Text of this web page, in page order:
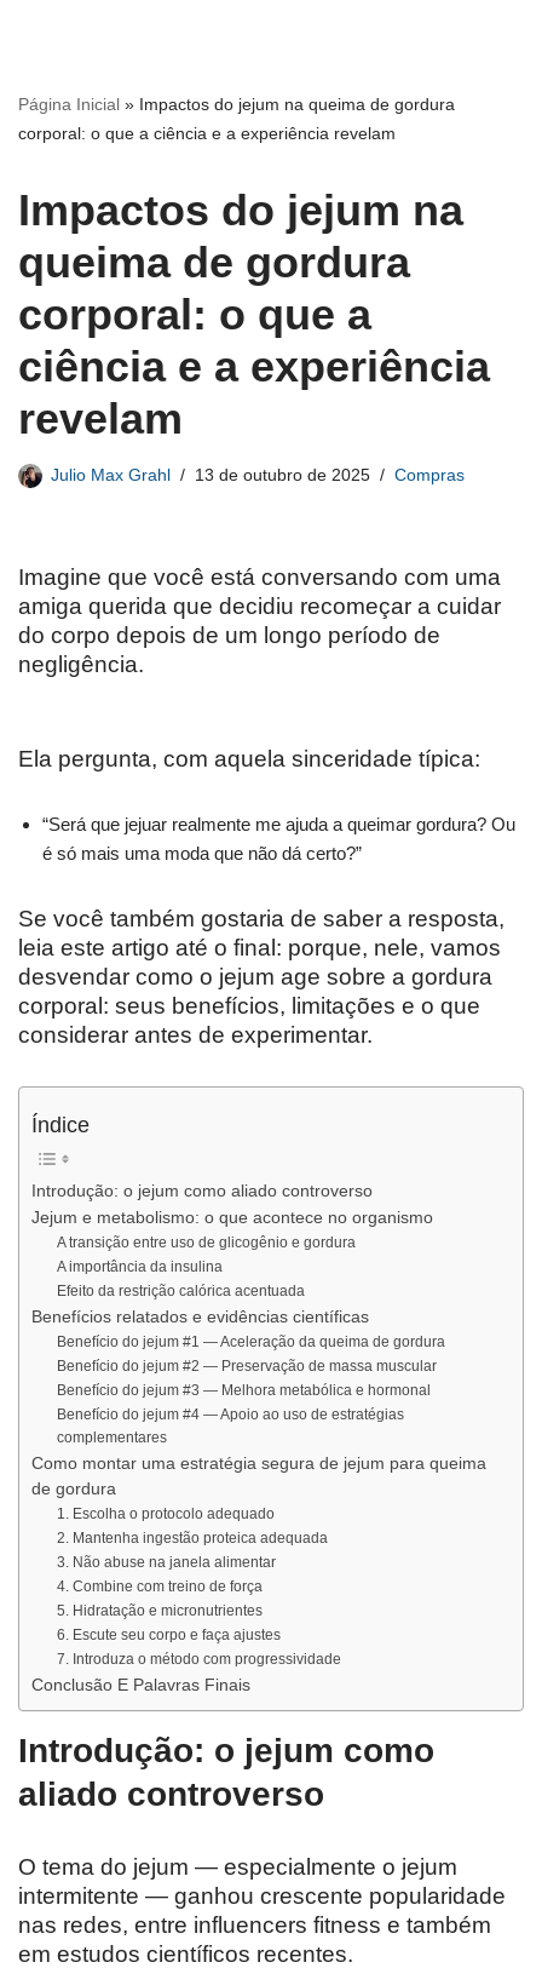
Página Inicial » Impactos do jejum na queima de gordura
corporal: o que a ciência e a experiência revelam
Impactos do jejum na
queima de gordura
corporal: o que a
ciência e a experiência
revelam
Julio Max Grahl 13 de outubro de 2025 Compras
Imagine que você está conversando com uma
amiga querida que decidiu recomeçar a cuidar
do corpo depois de um longo período de
negligência.
Ela pergunta, com aquela sinceridade típica:
“Será que jejuar realmente me ajuda a queimar gordura? Ou
é só mais uma moda que não dá certo?”
Se você também gostaria de saber a resposta,
leia este artigo até o final: porque, nele, vamos
desvendar como o jejum age sobre a gordura
corporal: seus benefícios, limitações e o que
considerar antes de experimentar.
Índice
Introdução: o jejum como aliado controverso
Jejum e metabolismo: o que acontece no organismo
A transição entre uso de glicogênio e gordura
A importância da insulina
Efeito da restrição calórica acentuada
Benefícios relatados e evidências científicas
Benefício do jejum #1 — Aceleração da queima de gordura
Benefício do jejum #2 — Preservação de massa muscular
Benefício do jejum #3 — Melhora metabólica e hormonal
Benefício do jejum #4 — Apoio ao uso de estratégias
complementares
Como montar uma estratégia segura de jejum para queima
de gordura
1. Escolha o protocolo adequado
2. Mantenha ingestão proteica adequada
3. Não abuse na janela alimentar
4. Combine com treino de força
5. Hidratação e micronutrientes
6. Escute seu corpo e faça ajustes
7. Introduza o método com progressividade
Conclusão E Palavras Finais
Introdução: o jejum como
aliado controverso
O tema do jejum — especialmente o jejum
intermitente — ganhou crescente popularidade
nas redes, entre influencers fitness e também
em estudos científicos recentes.